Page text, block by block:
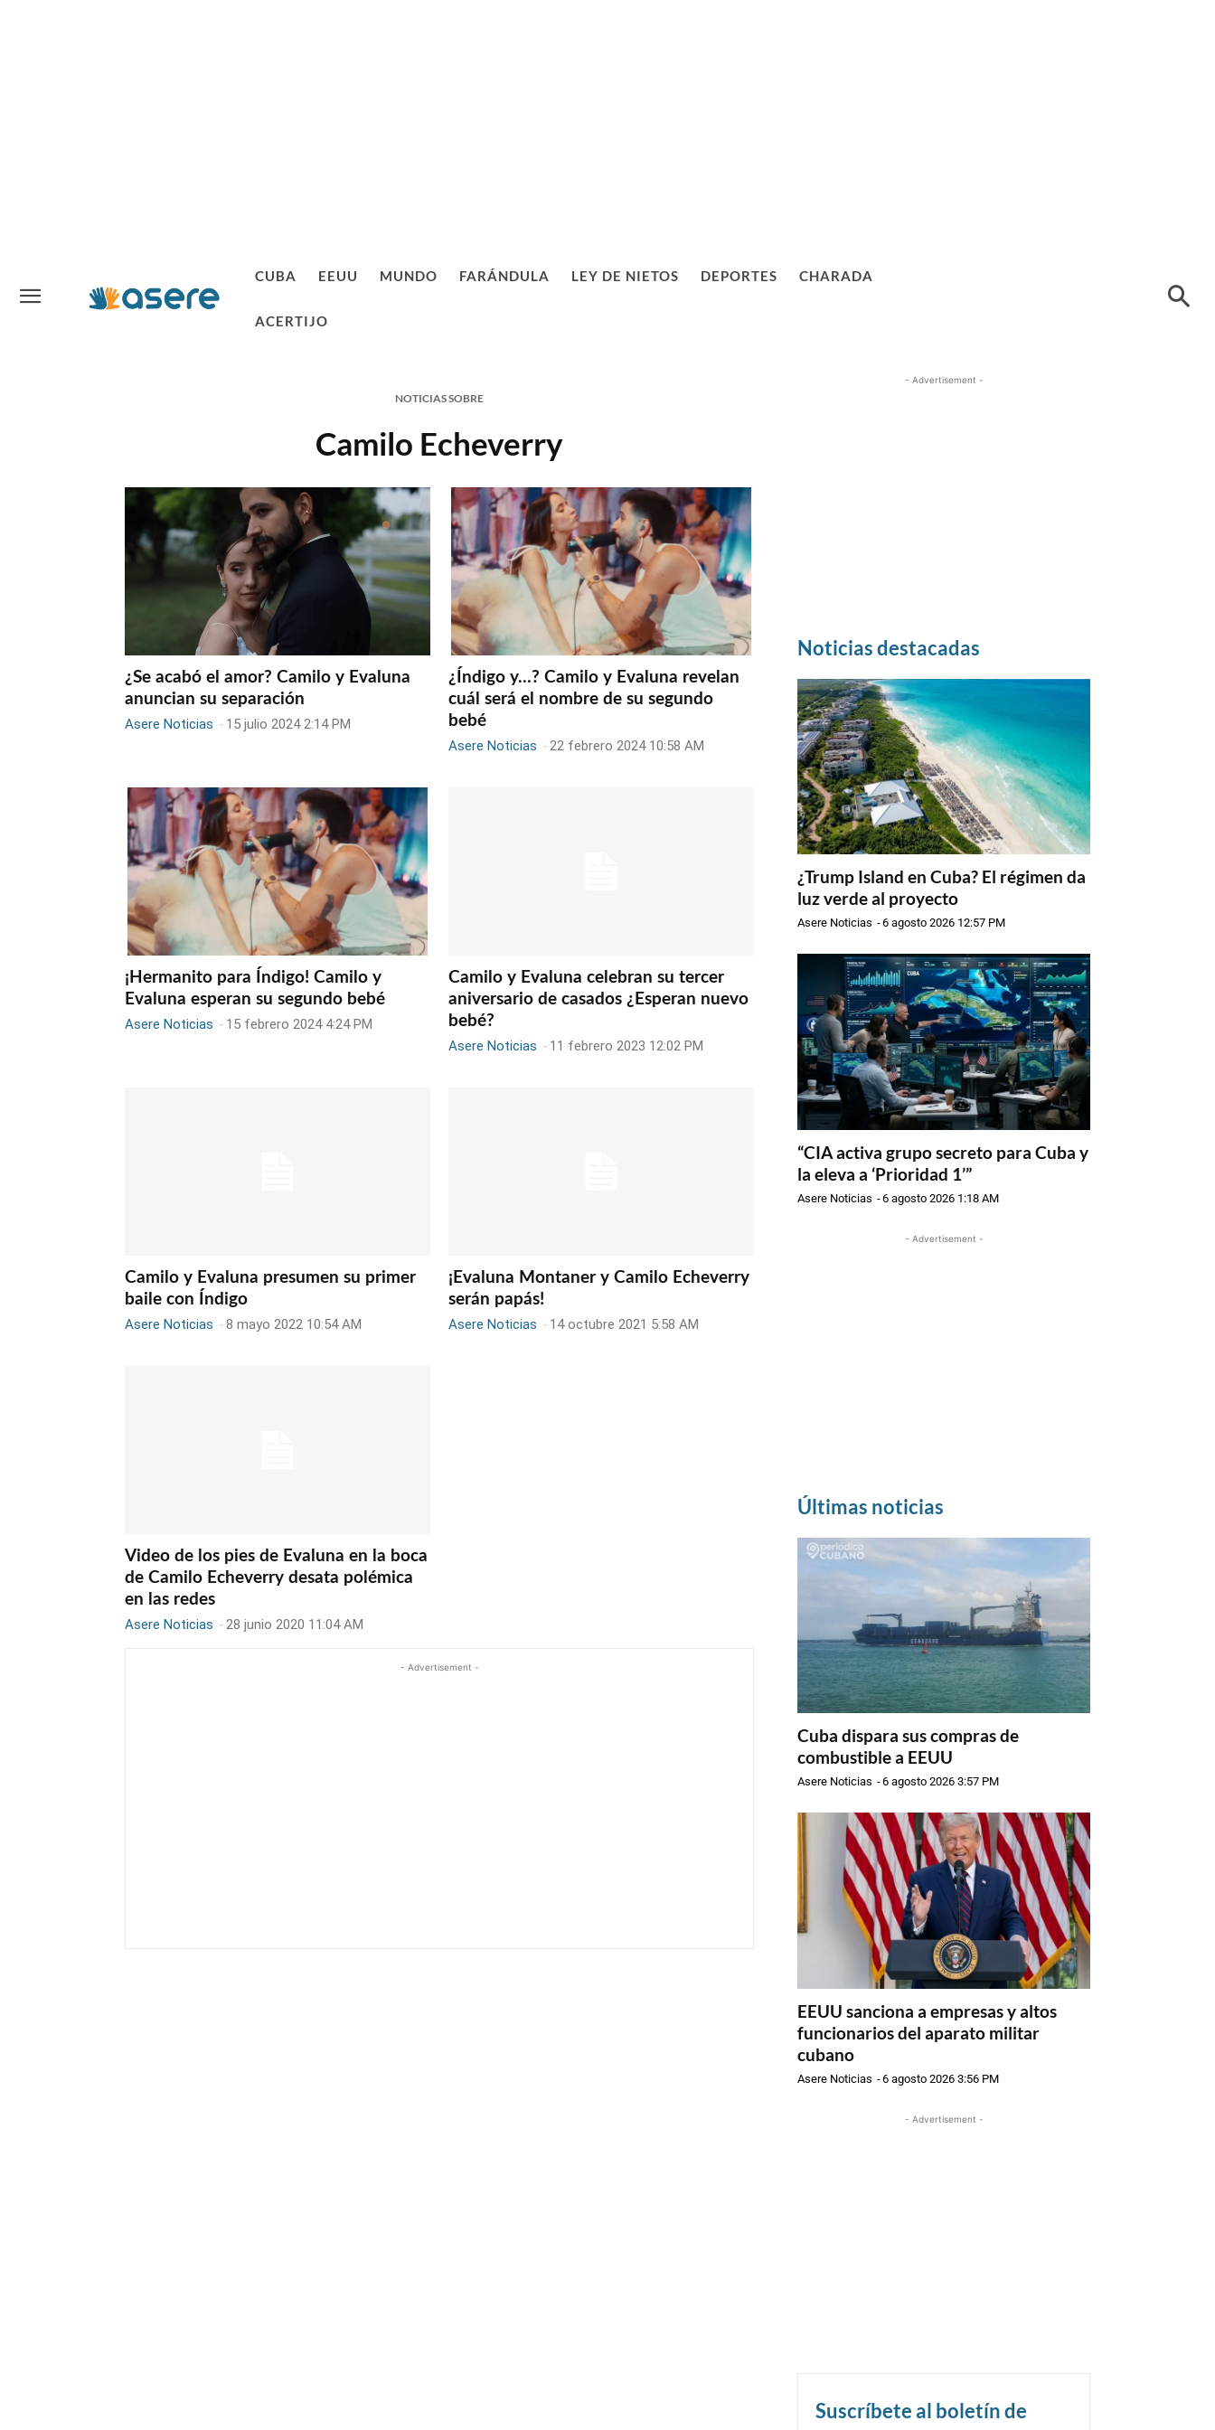
CUBA EEUU MUNDO FARÁNDULA LEY DE NIETOS DEPORTES CHARADA
ACERTIJO
NOTICIAS SOBRE
Camilo Echeverry
¿Se acabó el amor? Camilo y Evaluna
anuncian su separación
Asere Noticias - 15 julio 2024 2:14 PM
¿Índigo y…? Camilo y Evaluna revelan
cuál será el nombre de su segundo
bebé
Asere Noticias -22 febrero 2024 10:58 AM
¡Hermanito para Índigo! Camilo y
Evaluna esperan su segundo bebé
Asere Noticias - 15 febrero 2024 4:24 PM
Camilo y Evaluna celebran su tercer
aniversario de casados ¿Esperan nuevo
bebé?
Asere Noticias - 11 febrero 2023 12:02 PM
Camilo y Evaluna presumen su primer
baile con Índigo
Asere Noticias -8 mayo 2022 10:54 AM
¡Evaluna Montaner y Camilo Echeverry
serán papás!
Asere Noticias - 14 octubre 2021 5:58 AM
Video de los pies de Evaluna en la boca
de Camilo Echeverry desata polémica
en las redes
Asere Noticias - 28 junio 2020 11:04 AM
- Advertisement -
- Advertisement -
Noticias destacadas
¿Trump Island en Cuba? El régimen da
luz verde al proyecto
Asere Noticias -6 agosto 2026 12:57 PM
“CIA activa grupo secreto para Cuba y
la eleva a ‘Prioridad 1’”
Asere Noticias -6 agosto 2026 1:18 AM
- Advertisement -
Últimas noticias
Cuba dispara sus compras de
combustible a EEUU
Asere Noticias -6 agosto 2026 3:57 PM
EEUU sanciona a empresas y altos
funcionarios del aparato militar
cubano
Asere Noticias -6 agosto 2026 3:56 PM
- Advertisement -
Suscríbete al boletín de